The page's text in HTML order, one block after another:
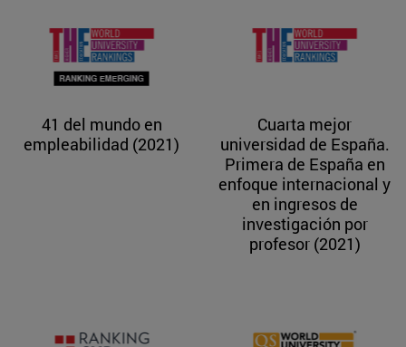
41 del mundo en
empleabilidad (2021)
Cuarta mejor
universidad de España.
Primera de España en
enfoque internacional y
en ingresos de
investigación por
profesor (2021)